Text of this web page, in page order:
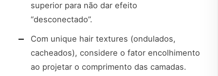
superior para não dar efeito
“desconectado”.
Com unique hair textures (ondulados,
cacheados), considere o fator encolhimento
ao projetar o comprimento das camadas.